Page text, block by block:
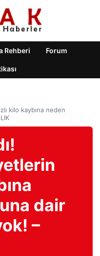
Rehberi Forum
kilo kaybına neden
dair
–